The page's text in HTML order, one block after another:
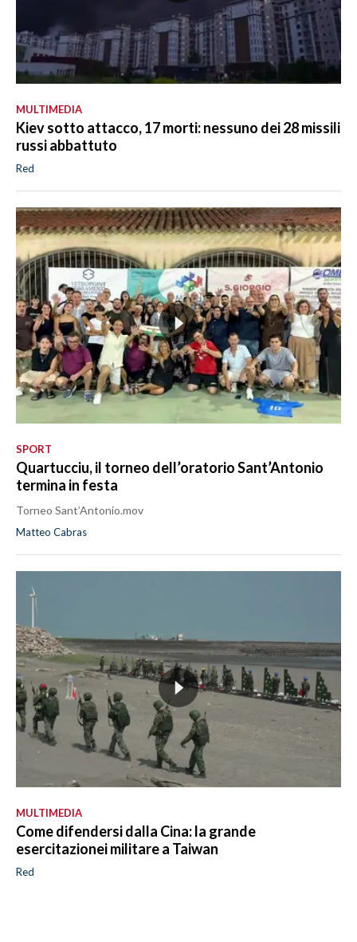
MULTIMEDIA
Kiev sotto attacco, 17 morti: nessuno dei 28 missili
russi abbattuto
Red
SPORT
Quartucciu, il torneo dell’oratorio Sant’Antonio
termina in festa
Torneo Sant’Antonio.mov
Matteo Cabras
MULTIMEDIA
Come difendersi dalla Cina: la grande
esercitazionei militare a Taiwan
Red